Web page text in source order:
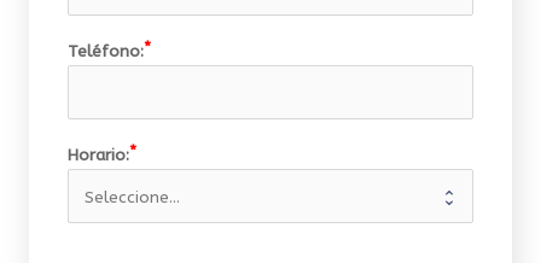
Teléfono:
Horario: